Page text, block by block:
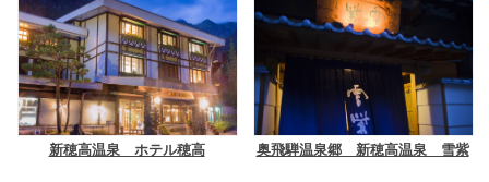
新穂高温泉 ホテル穂高 奥飛騨温泉郷 新穂高温泉 雪紫